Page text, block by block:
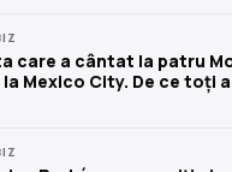
care a cântat la patru
Mexico City. De ce toți